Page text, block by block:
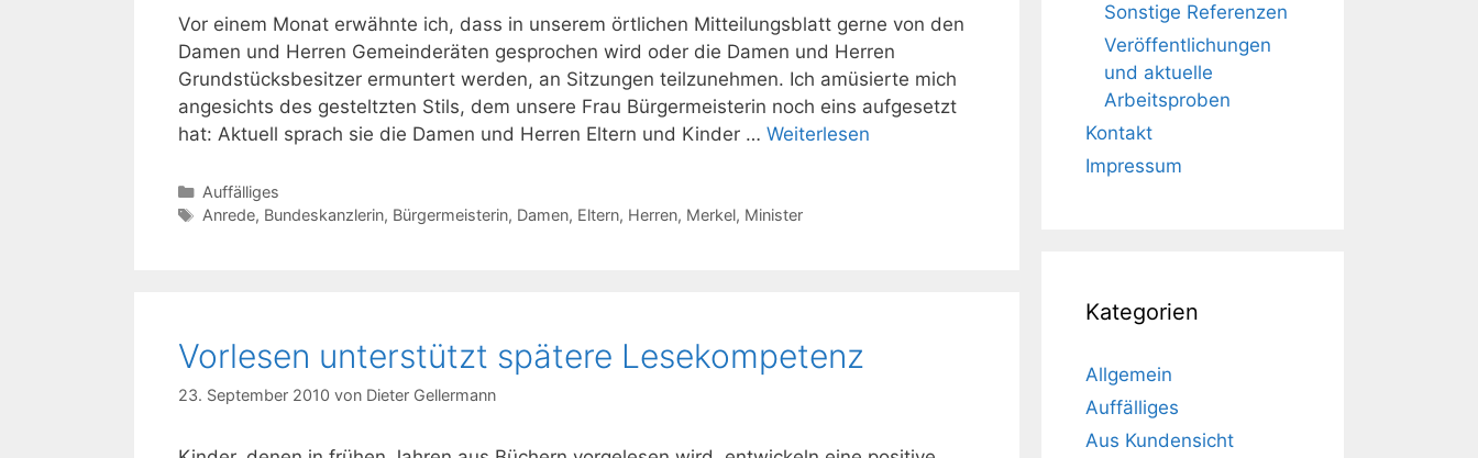
Vor einem Monat erwähnte ich, dass in unserem örtlichen Mitteilungsblatt gerne von den
Damen und Herren Gemeinderäten gesprochen wird oder die Damen und Herren
Grundstücksbesitzer ermuntert werden, an Sitzungen teilzunehmen. Ich amüsierte mich
angesichts des gesteltzten Stils, dem unsere Frau Bürgermeisterin noch eins aufgesetzt
hat: Aktuell sprach sie die Damen und Herren Eltern und Kinder … Weiterlesen
Kategorien
Auffälliges
Schlagwörter
Anrede, Bundeskanzlerin, Bürgermeisterin, Damen, Eltern, Herren, Merkel, Minister
Vorlesen unterstützt spätere Lesekompetenz
23. September 2010 von Dieter Gellermann
Sonstige Referenzen
Veröffentlichungen
und aktuelle
Arbeitsproben
Kontakt
Impressum
Kategorien
Allgemein
Auffälliges
Aus Kundensicht